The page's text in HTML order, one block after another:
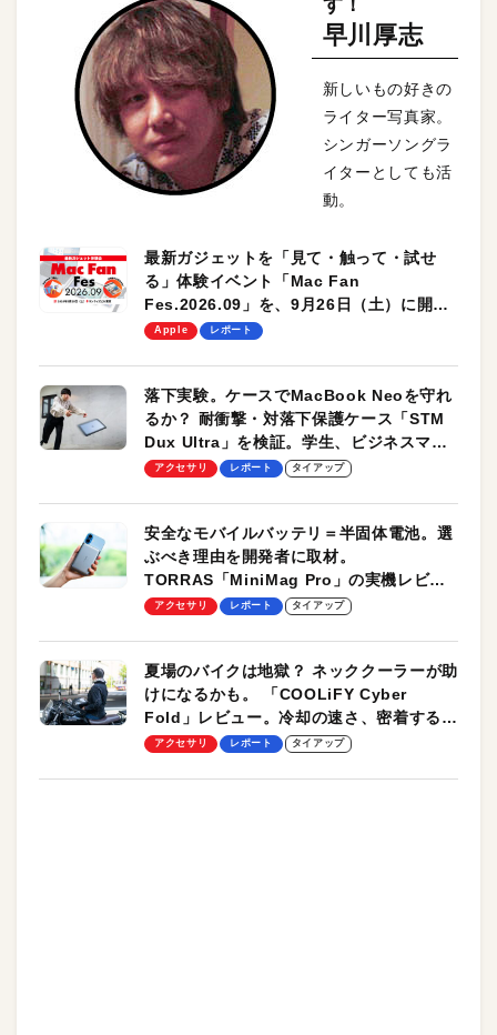
早川厚志
新しいもの好きの
ライター写真家。
シンガーソングラ
イターとしても活
動。
最新ガジェットを「見て・触って・試せ
る」体験イベント「Mac Fan
Fes.2026.09」を、9月26日（土）に開催
します！
Apple レポート
落下実験。ケースでMacBook Neoを守れ
るか？ 耐衝撃・対落下保護ケース「STM
Dux Ultra」を検証。学生、ビジネスマン
のモバイルユースに最適！
アクセサリ レポート タイアップ
安全なモバイルバッテリ＝半固体電池。選
ぶべき理由を開発者に取材。
TORRAS「MiniMag Pro」の実機レビュ
ーも
アクセサリ レポート タイアップ
夏場のバイクは地獄？ ネッククーラーが助
けになるかも。 「COOLiFY Cyber
Fold」レビュー。冷却の速さ、密着する冷
却プレート、シンプルな操作性がグッド！
アクセサリ レポート タイアップ